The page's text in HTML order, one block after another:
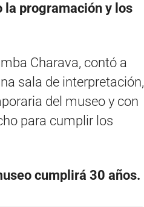
la programación y los
Charava, contó a
sala de interpretación,
del museo y con
para cumplir los
cumplirá 30 años.